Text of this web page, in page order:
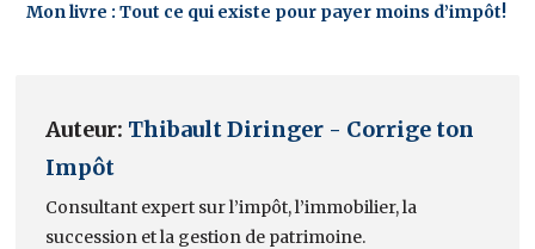
Mon livre : Tout ce qui existe pour payer moins d’impôt!
Auteur: Thibault Diringer - Corrige ton
Impôt
Consultant expert sur l’impôt, l’immobilier, la
succession et la gestion de patrimoine.